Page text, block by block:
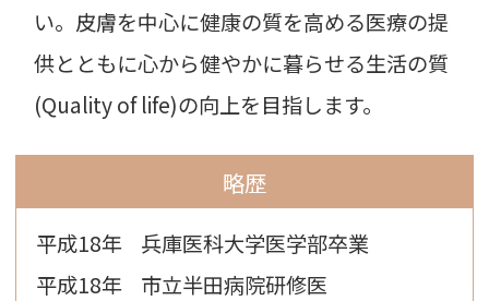
い。皮膚を中心に健康の質を高める医療の提
供とともに心から健やかに暮らせる生活の質
(Quality of life)の向上を目指します。
略歴
平成18年
兵庫医科大学医学部卒業
平成18年
市立半田病院研修医